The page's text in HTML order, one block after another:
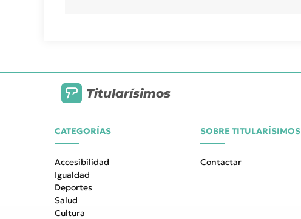
Titularísimos
CATEGORÍAS
Accesibilidad
Igualdad
Deportes
Salud
Cultura
SOBRE TITULARÍSIMOS
Contactar